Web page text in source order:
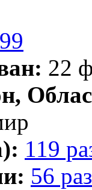
22
119
56 раз